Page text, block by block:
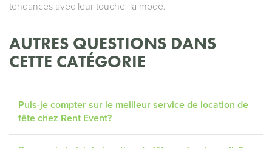
tendances avec leur touche la mode.
AUTRES QUESTIONS DANS
CETTE CATÉGORIE
Puis-je compter sur le meilleur service de location de
fête chez Rent Event?